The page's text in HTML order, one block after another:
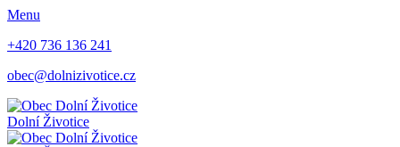
Menu
+420 736 136 241
obec@dolnizivotice.cz
Dolní Životice